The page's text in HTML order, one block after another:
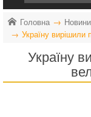
Головна
Новини
Україну вирішили
Україну